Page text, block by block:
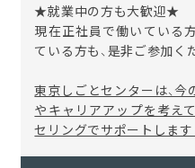
★就業中の方も大歓迎★
現在正社員で働いている
ている方も、是非ご参加く
東京しごとセンターは、今
やキャリアアップを考え
セリングでサポートします